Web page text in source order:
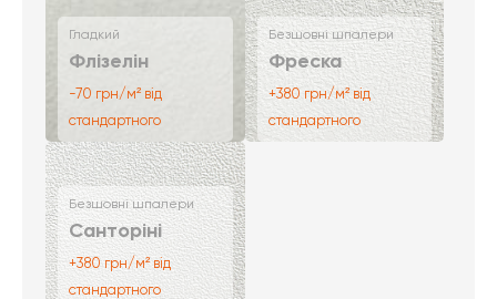
Гладкий
Флізелін
-70 грн/м² від
стандартного
Безшовні шпалери
Фреска
+380 грн/м² від
стандартного
Безшовні шпалери
Санторіні
+380 грн/м² від
стандартного